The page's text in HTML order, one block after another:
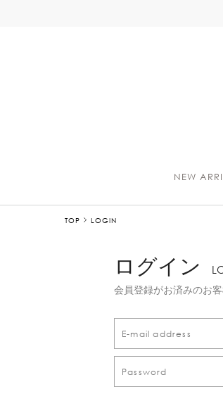
NEW
TOP LOGIN
ログイン
会員登録がお済みのお